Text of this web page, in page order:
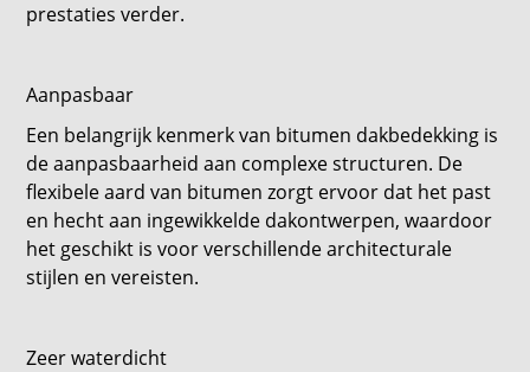
prestaties verder.
Aanpasbaar
Een belangrijk kenmerk van bitumen dakbedekking is
de aanpasbaarheid aan complexe structuren. De
flexibele aard van bitumen zorgt ervoor dat het past
en hecht aan ingewikkelde dakontwerpen, waardoor
het geschikt is voor verschillende architecturale
stijlen en vereisten.
Zeer waterdicht